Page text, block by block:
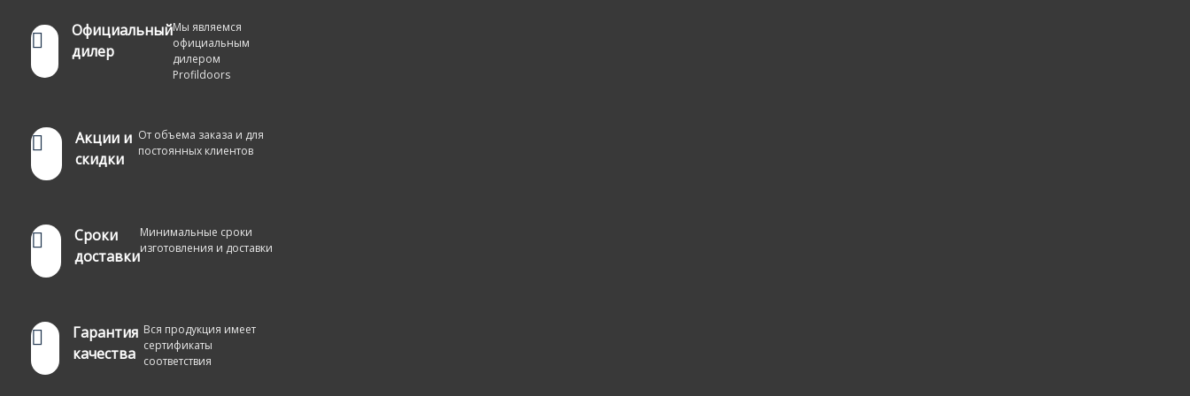
Официальный
дилер
Мы являемся
официальным
дилером
Profildoors
Акции и
скидки
От объема заказа и для
постоянных клиентов
Сроки
доставки
Минимальные сроки
изготовления и доставки
Гарантия
качества
Вся продукция имеет
сертификаты
соответствия